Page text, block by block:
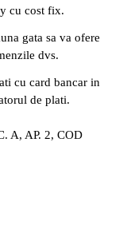
cu cost fix.
gata sa va ofere
dvs.
cu card bancar in
de plati.
A, AP. 2, COD